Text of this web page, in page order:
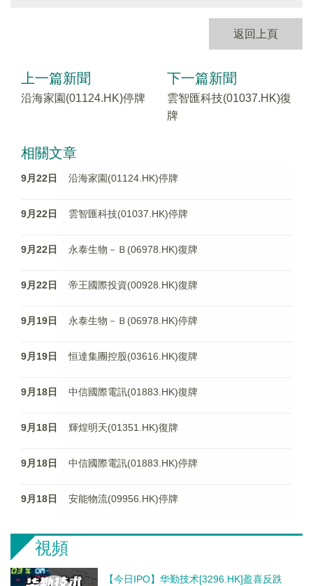
返回上頁
上一篇新聞
沿海家園(01124.HK)停牌
下一篇新聞
雲智匯科技(01037.HK)復
牌
相關文章
9月22日 沿海家園(01124.HK)停牌
9月22日 雲智匯科技(01037.HK)停牌
9月22日 永泰生物－Ｂ(06978.HK)復牌
9月22日 帝王國際投資(00928.HK)復牌
9月19日 永泰生物－Ｂ(06978.HK)停牌
9月19日 恒達集團控股(03616.HK)復牌
9月18日 中信國際電訊(01883.HK)復牌
9月18日 輝煌明天(01351.HK)復牌
9月18日 中信國際電訊(01883.HK)停牌
9月18日 安能物流(09956.HK)停牌
視頻
【今日IPO】华勤技术[3296.HK]盈喜反跌